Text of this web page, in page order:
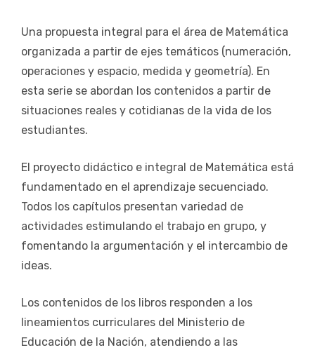
Una propuesta integral para el área de Matemática
organizada a partir de ejes temáticos (numeración,
operaciones y espacio, medida y geometría). En
esta serie se abordan los contenidos a partir de
situaciones reales y cotidianas de la vida de los
estudiantes.
El proyecto didáctico e integral de Matemática está
fundamentado en el aprendizaje secuenciado.
Todos los capítulos presentan variedad de
actividades estimulando el trabajo en grupo, y
fomentando la argumentación y el intercambio de
ideas.
Los contenidos de los libros responden a los
lineamientos curriculares del Ministerio de
Educación de la Nación, atendiendo a las